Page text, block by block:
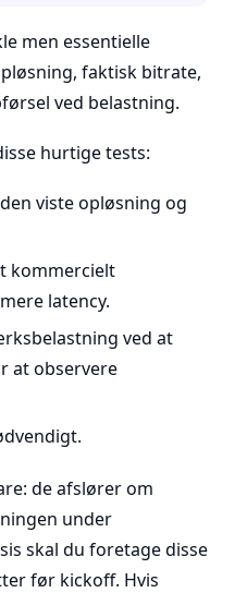
men essentielle
faktisk bitrate,
ved belastning.
hurtige tests:
viste opløsning og
kommercielt
latency.
ved at
at observere
de afslører om
under
skal du foretage disse
før kickoff. Hvis